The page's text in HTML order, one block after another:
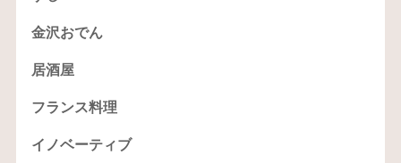
金沢おでん
居酒屋
フランス料理
イノベーティブ